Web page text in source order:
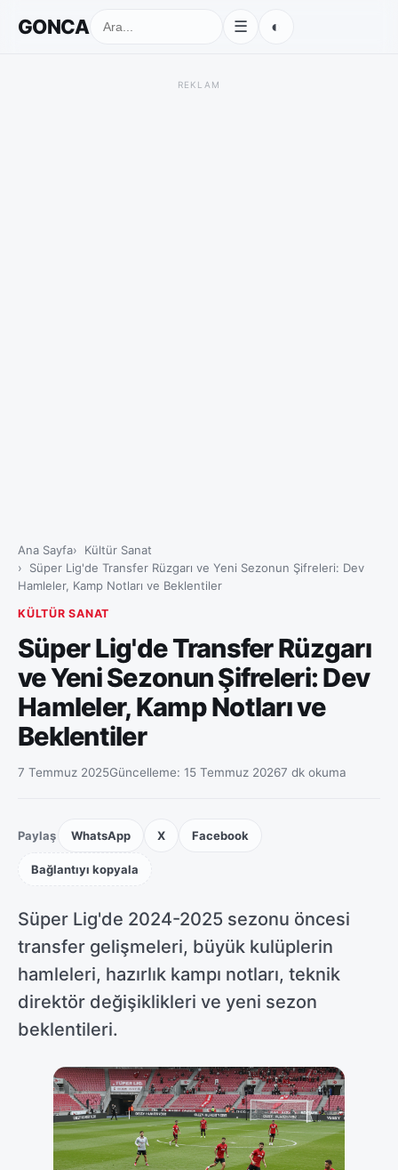
GONCA ☰ ◐
REKLAM
Ana Sayfa
Kültür Sanat
Süper Lig'de Transfer Rüzgarı ve Yeni Sezonun Şifreleri: Dev
Hamleler, Kamp Notları ve Beklentiler
KÜLTÜR SANAT
Süper Lig'de Transfer Rüzgarı
ve Yeni Sezonun Şifreleri: Dev
Hamleler, Kamp Notları ve
Beklentiler
7 Temmuz 2025Güncelleme: 15 Temmuz 20267 dk okuma
Paylaş WhatsApp X Facebook
Bağlantıyı kopyala
Süper Lig'de 2024-2025 sezonu öncesi
transfer gelişmeleri, büyük kulüplerin
hamleleri, hazırlık kampı notları, teknik
direktör değişiklikleri ve yeni sezon
beklentileri.